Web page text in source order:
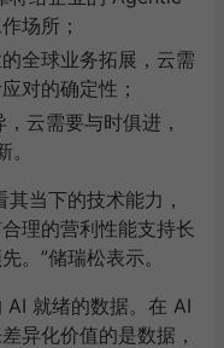
场所；
全球业务拓展，云需
对的确定性；
云需要与时俱进，
当下的技术能力，
理的营利性能支持长
。”储瑞松表示。
就绪的数据。在 AI
异化价值的是数据，